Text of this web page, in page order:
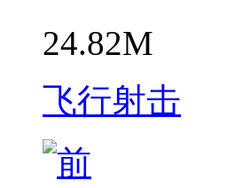
24.82M
飞行射击